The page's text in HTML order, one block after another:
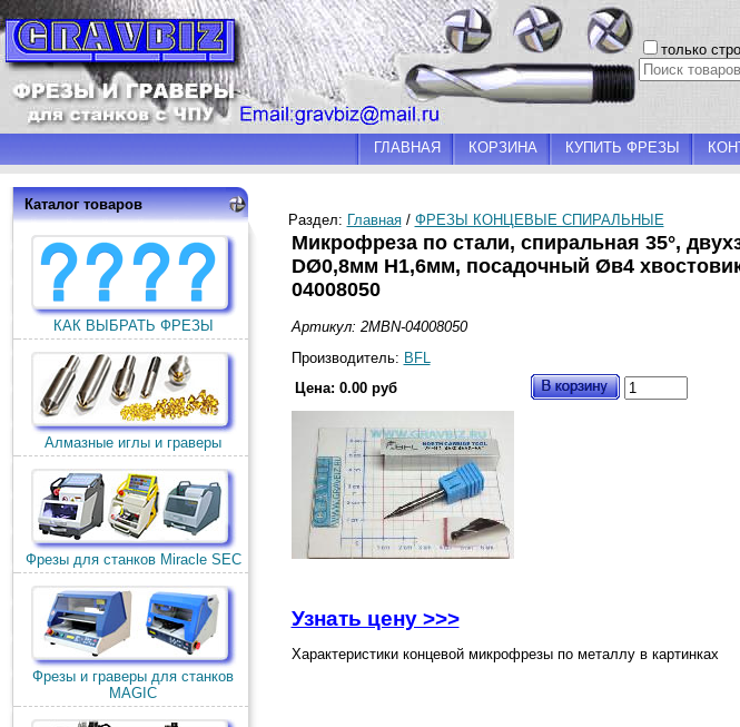
только
ГЛАВНАЯ КОРЗИНА КУПИТЬ ФРЕЗЫ
Каталог товаров
КАК ВЫБРАТЬ ФРЕЗЫ
Алмазные иглы и граверы
Фрезы для станков Miracle SEC
Фрезы и граверы для станков
MAGIC
Раздел: Главная/ ФРЕЗЫ КОНЦЕВЫЕ СПИРАЛЬНЫЕ
Микрофреза по стали, спиральная 35°,
DØ0,8мм H1,6мм, посадочный Øв4
04008050
Артикул: 2MBN-04008050
Производитель: BFL
Цена: 0.00 руб
Узнать цену >>>
Характеристики концевой микрофрезы по металлу в картинках